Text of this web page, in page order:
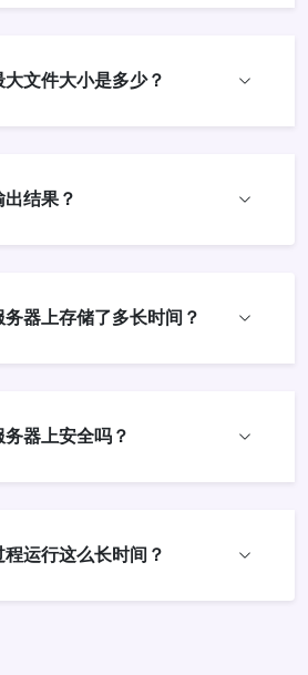
文件大小是多少？
结果？
器上存储了多长时间？
器上安全吗？
运行这么长时间？